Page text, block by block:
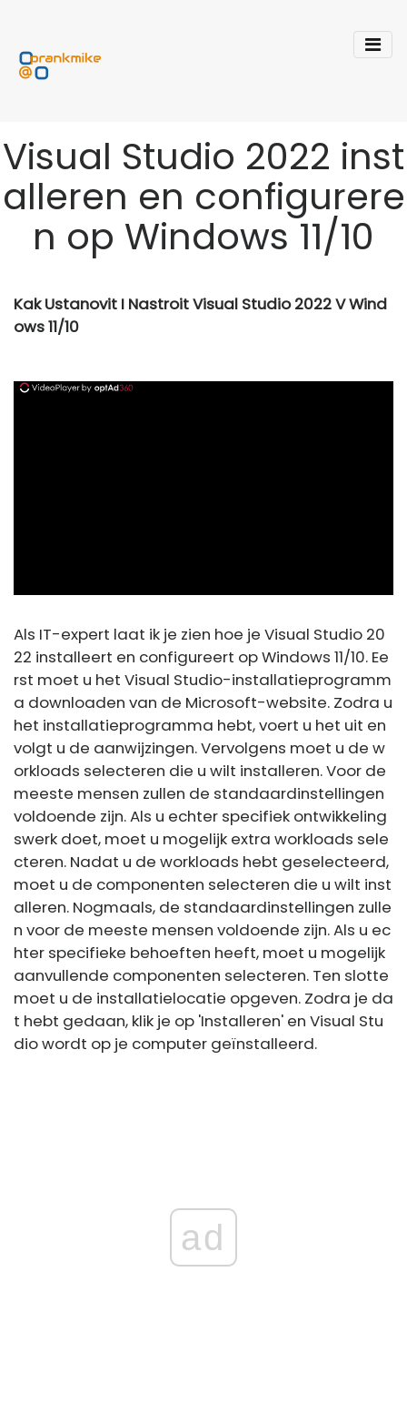
Visual Studio 2022 inst
alleren en configurere
n op Windows 11/10
Kak Ustanovit I Nastroit Visual Studio 2022 V Wind
ows 11/10
Als IT-expert laat ik je zien hoe je Visual Studio 20
22 installeert en configureert op Windows 11/10. Ee
rst moet u het Visual Studio-installatieprogramm
a downloaden van de Microsoft-website. Zodra u
het installatieprogramma hebt, voert u het uit en
volgt u de aanwijzingen. Vervolgens moet u de w
orkloads selecteren die u wilt installeren. Voor de
meeste mensen zullen de standaardinstellingen
voldoende zijn. Als u echter specifiek ontwikkeling
swerk doet, moet u mogelijk extra workloads sele
cteren. Nadat u de workloads hebt geselecteerd,
moet u de componenten selecteren die u wilt inst
alleren. Nogmaals, de standaardinstellingen zulle
n voor de meeste mensen voldoende zijn. Als u ec
hter specifieke behoeften heeft, moet u mogelijk
aanvullende componenten selecteren. Ten slotte
moet u de installatielocatie opgeven. Zodra je da
t hebt gedaan, klik je op 'Installeren' en Visual Stu
dio wordt op je computer geïnstalleerd.
ad